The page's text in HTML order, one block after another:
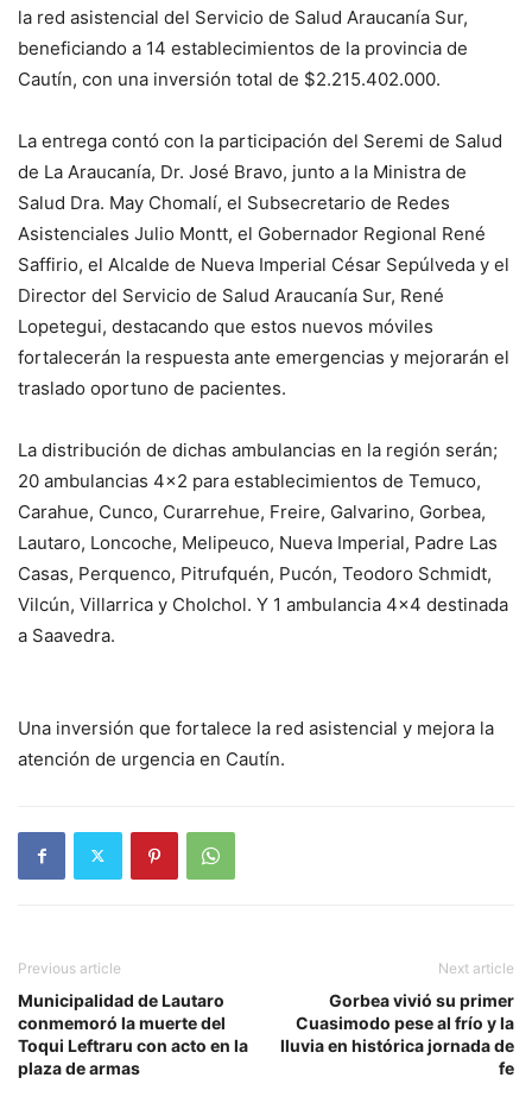
la red asistencial del Servicio de Salud Araucanía Sur,
beneficiando a 14 establecimientos de la provincia de
Cautín, con una inversión total de $2.215.402.000.
La entrega contó con la participación del Seremi de Salud
de La Araucanía, Dr. José Bravo, junto a la Ministra de
Salud Dra. May Chomalí, el Subsecretario de Redes
Asistenciales Julio Montt, el Gobernador Regional René
Saffirio, el Alcalde de Nueva Imperial César Sepúlveda y el
Director del Servicio de Salud Araucanía Sur, René
Lopetegui, destacando que estos nuevos móviles
fortalecerán la respuesta ante emergencias y mejorarán el
traslado oportuno de pacientes.
La distribución de dichas ambulancias en la región serán;
20 ambulancias 4×2 para establecimientos de Temuco,
Carahue, Cunco, Curarrehue, Freire, Galvarino, Gorbea,
Lautaro, Loncoche, Melipeuco, Nueva Imperial, Padre Las
Casas, Perquenco, Pitrufquén, Pucón, Teodoro Schmidt,
Vilcún, Villarrica y Cholchol. Y 1 ambulancia 4×4 destinada
a Saavedra.
Una inversión que fortalece la red asistencial y mejora la
atención de urgencia en Cautín.
Previous article
Municipalidad de Lautaro
conmemoró la muerte del
Toqui Leftraru con acto en la
plaza de armas
Next article
Gorbea vivió su primer
Cuasimodo pese al frío y la
lluvia en histórica jornada de
fe